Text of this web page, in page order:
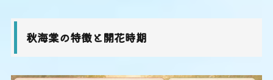
秋海棠の特徴と開花時期